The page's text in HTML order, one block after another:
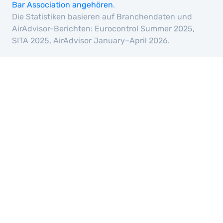
Bar Association angehören.
Die Statistiken basieren auf Branchendaten und
AirAdvisor-Berichten: Eurocontrol Summer 2025,
SITA 2025, AirAdvisor January–April 2026.